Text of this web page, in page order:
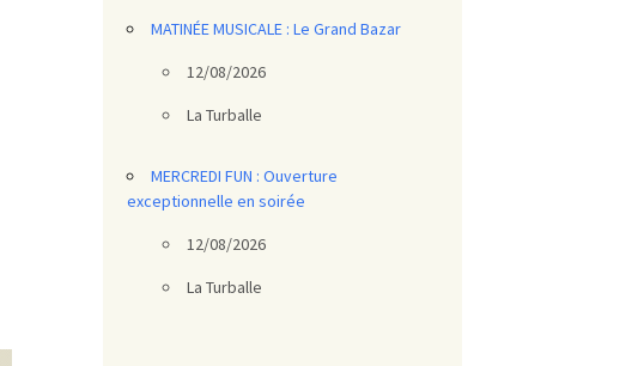
MATINÉE MUSICALE : Le Grand Bazar
12/08/2026
La Turballe
MERCREDI FUN : Ouverture
exceptionnelle en soirée
12/08/2026
La Turballe